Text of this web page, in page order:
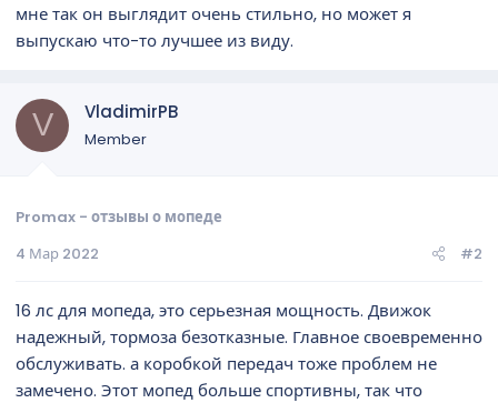
мне так он выглядит очень стильно, но может я
выпускаю что-то лучшее из виду.
V VladimirPB
Member
Promax - отзывы о мопеде
4 Мар 2022
#2
16 лс для мопеда, это серьезная мощность. Движок
надежный, тормоза безотказные. Главное своевременно
обслуживать. а коробкой передач тоже проблем не
замечено. Этот мопед больше спортивны, так что